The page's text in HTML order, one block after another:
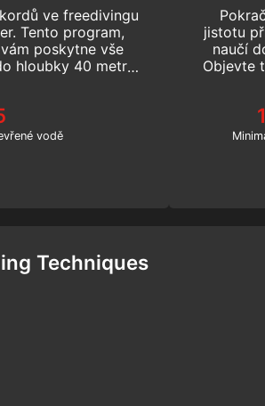
ve freedivingu
Tento program,
poskytne vše
hloubky 40 metrů
vodě
jistotu
naučí
Objevte
Techniques